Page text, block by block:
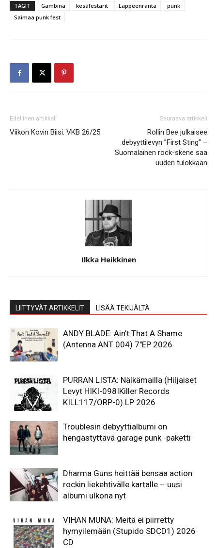
TAGIT Gambina kesäfestarit Lappeenranta
punk
Saimaa punk fest
Edellinen artikkeli
Viikon Kovin Biisi: VKB 26/25
Seuraava artikkeli
Rollin Bee julkaisee
debyyttilevyn ”First Sting” –
Suomalainen rock-skene saa
uuden tulokkaan
Ilkka Heikkinen
LIITTYVÄT ARTIKKELIT LISÄÄ TEKIJÄLTÄ
ANDY BLADE: Ain’t That A Shame
(Antenna ANT 004) 7″EP 2026
PURRAN LISTA: Nälkämailla (Hiljaiset
Levyt HIKI-098IKiller Records
KILL117/ORP-0) LP 2026
Troublesin debyyttialbumi on
hengästyttävä garage punk -paketti
Dharma Guns heittää bensaa action
rockin liekehtivälle kartalle – uusi
albumi ulkona nyt
VIHAN MUNA: Meitä ei piirretty
hymyilemään (Stupido SDCD1) 2026
CD